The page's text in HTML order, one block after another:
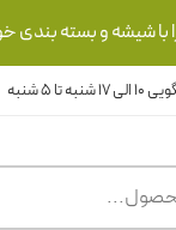
با شیشه و بسته